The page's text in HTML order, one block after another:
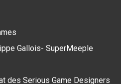
Gallois- SuperMeeple
des Serious Game Designers